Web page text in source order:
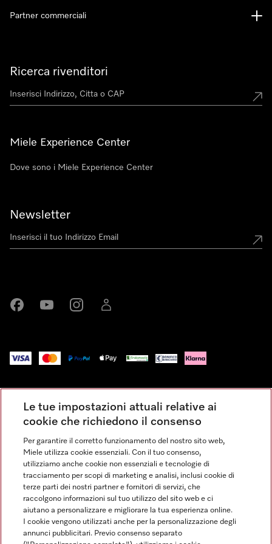
Ricerca rivenditori
Miele Experience Center
Dove sono i Miele Experience Center
Newsletter
Partner commerciali
Condizioni Generali di Vendita
Privacy
Condizioni di Utilizzo
Dichiarazione di Accessibilità
Modulo di recesso
Legge sui servizi digitali
Impostazioni dei cookie
Le tue impostazioni attuali relative ai
cookie che richiedono il consenso
Per garantire il corretto funzionamento del nostro sito web,
Miele utilizza cookie essenziali. Con il tuo consenso,
utilizziamo anche cookie non essenziali e tecnologie di
tracciamento per scopi di marketing e analisi, inclusi cookie di
terze parti dei nostri partner e fornitori di servizi, che
raccolgono informazioni sul tuo utilizzo del sito web e ci
aiutano a personalizzare e migliorare la tua esperienza online.
I cookie vengono utilizzati anche per la personalizzazione degli
annunci pubblicitari. Previo consenso separato